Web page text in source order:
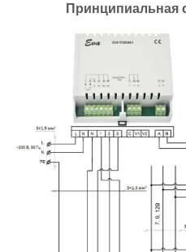
Принципиальная